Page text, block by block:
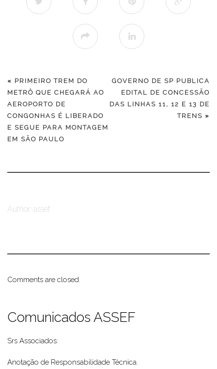
« PRIMEIRO TREM DO
METRÔ QUE CHEGARÁ AO
AEROPORTO DE
CONGONHAS É LIBERADO
E SEGUE PARA MONTAGEM
EM SÃO PAULO
GOVERNO DE SP PUBLICA
EDITAL DE CONCESSÃO
DAS LINHAS 11, 12 E 13 DE
TRENS »
Author: assef
Comments are closed.
Comunicados ASSEF
Srs Associados:
Anotação de Responsabilidade Técnica.